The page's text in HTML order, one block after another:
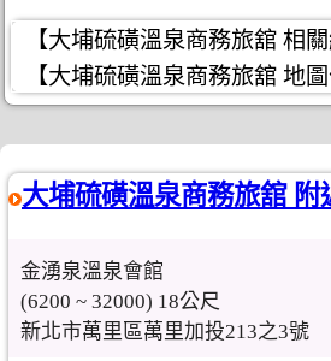
【大埔硫磺溫泉商務旅舘 相關
【大埔硫磺溫泉商務旅舘 地圖
大埔硫磺溫泉商務旅舘 附
金湧泉溫泉會館
(6200 ~ 32000) 18公尺
新北市萬里區萬里加投213之3號